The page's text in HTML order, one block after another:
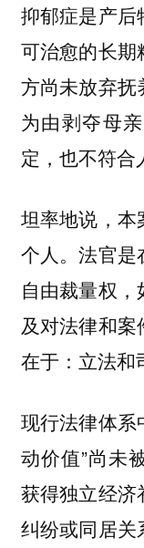
抑郁症是产后
可治愈的长
方尚未放弃抚
为由剥夺母
定，也不符合
坦率地说，本
个人。法官是
自由裁量权
及对法律和
在于：立法和
现行法律体系
动价值”尚未
获得独立经
纠纷或同居关